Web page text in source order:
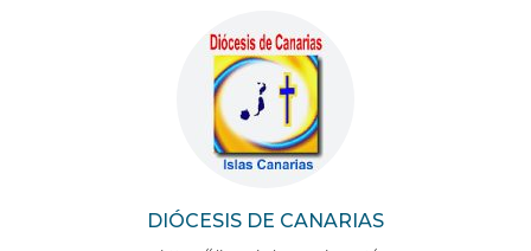
DIÓCESIS DE CANARIAS